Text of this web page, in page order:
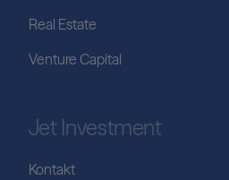
Real Estate
Venture Capital
Jet Investment
Kontakt